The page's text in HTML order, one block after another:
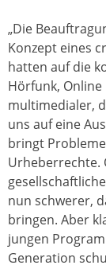
„Die
Konzept eines
hatten auf die
Hörfunk,
multimedialer,
uns auf eine
bringt
Urheberrechte.
nun schwerer,
bringen. Aber
jungen
Generation